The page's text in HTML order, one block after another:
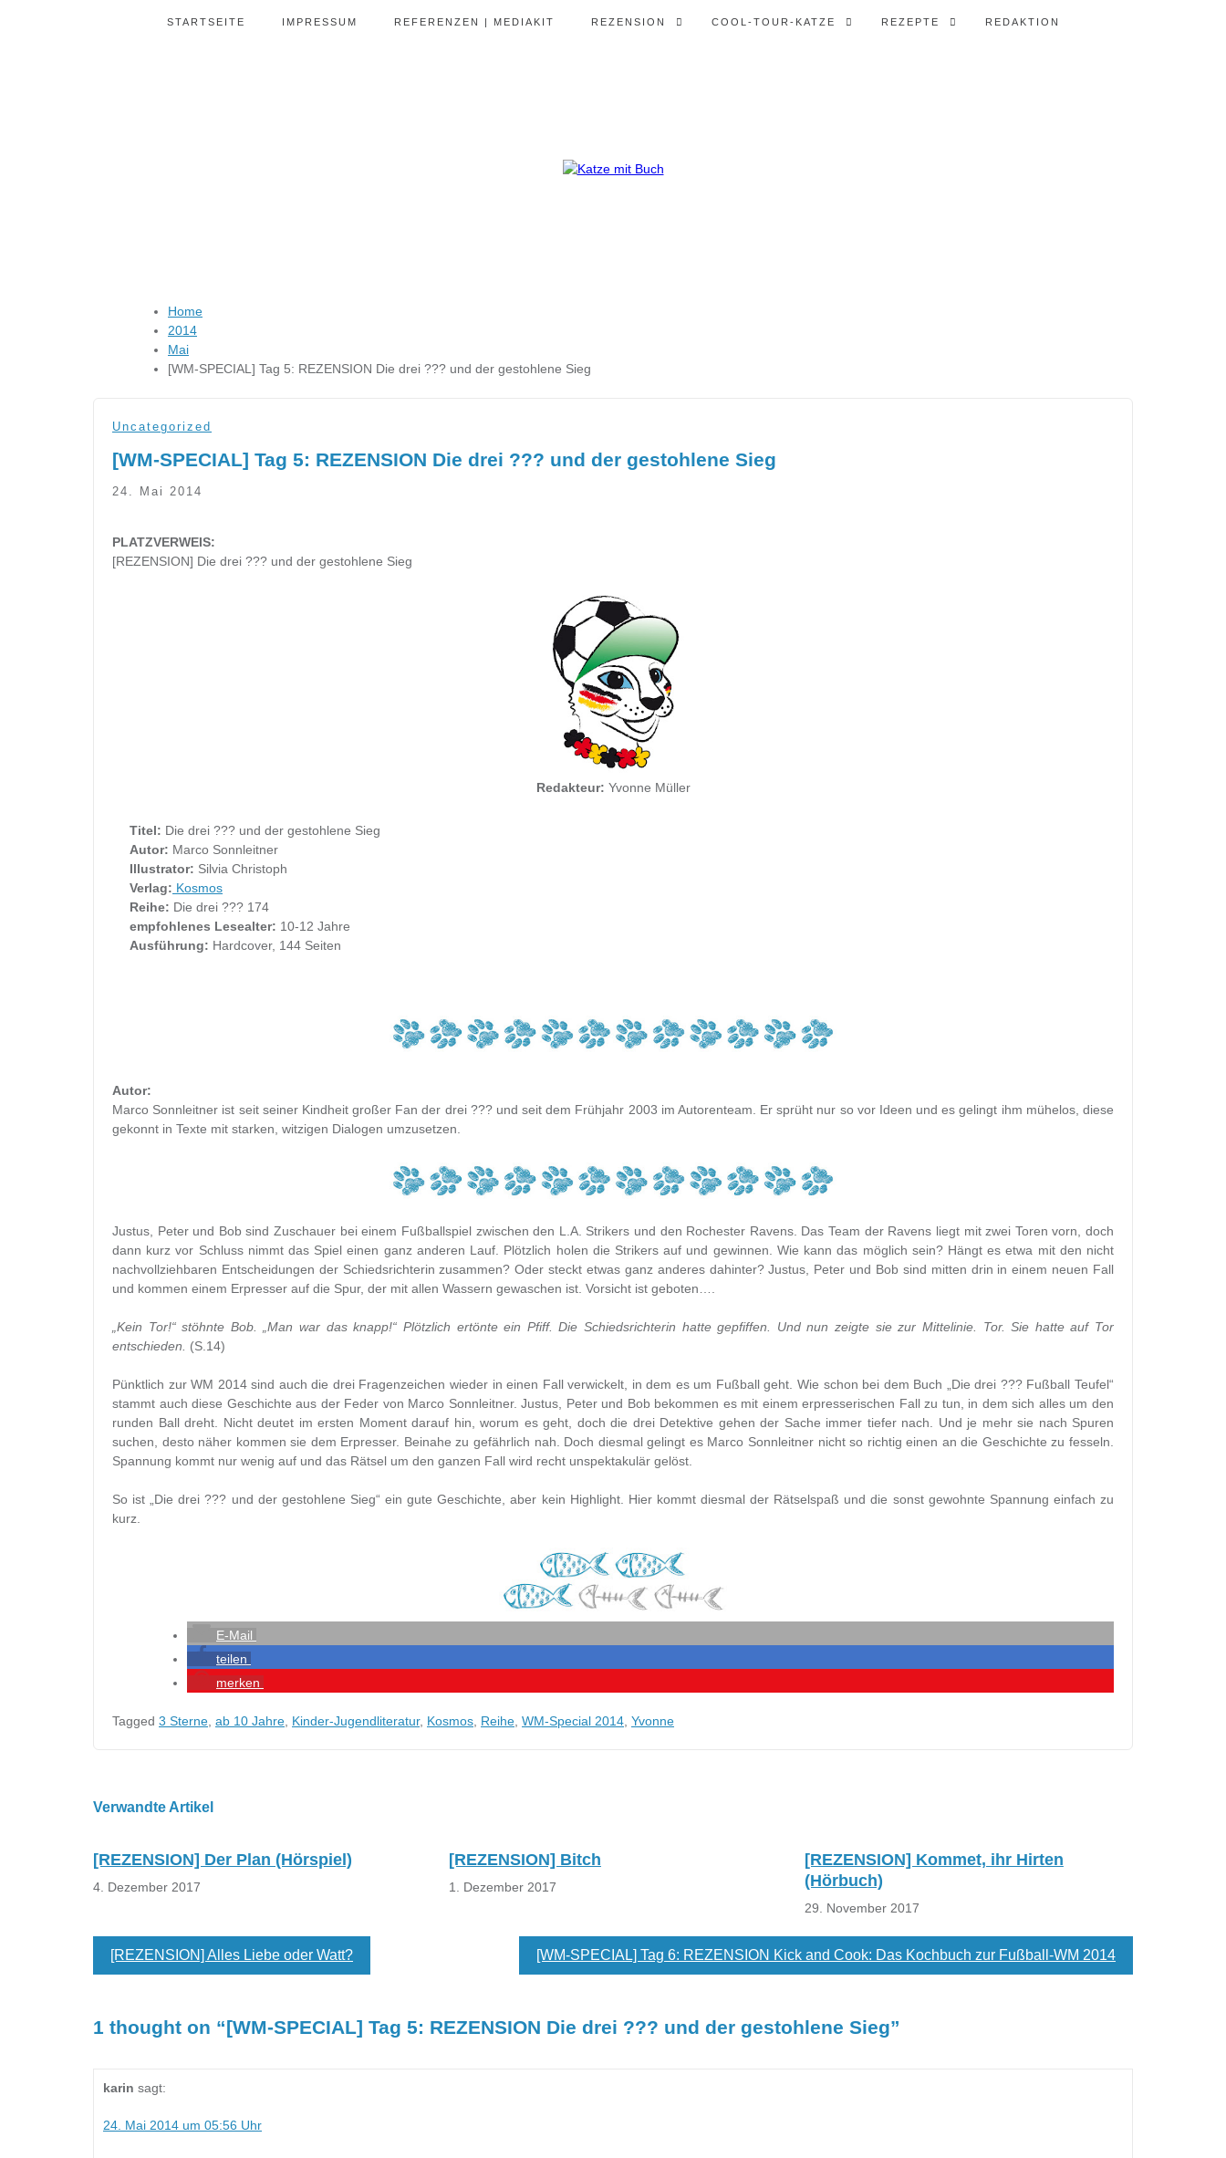
STARTSEITE IMPRESSUM REFERENZEN | MEDIAKIT REZENSION COOL-TOUR-KATZE REZEPTE REDAKTION
Home
2014
Mai
[WM-SPECIAL] Tag 5: REZENSION Die drei ??? und der gestohlene Sieg
Uncategorized
[WM-SPECIAL] Tag 5: REZENSION Die drei ??? und der gestohlene Sieg
24. Mai 2014
PLATZVERWEIS:
[REZENSION] Die drei ??? und der gestohlene Sieg
Redakteur: Yvonne Müller
Titel: Die drei ??? und der gestohlene Sieg
Autor: Marco Sonnleitner
Illustrator: Silvia Christoph
Verlag: Kosmos
Reihe: Die drei ??? 174
empfohlenes Lesealter: 10-12 Jahre
Ausführung: Hardcover, 144 Seiten
Autor:
Marco Sonnleitner ist seit seiner Kindheit großer Fan der drei ??? und seit dem Frühjahr 2003 im Autorenteam. Er sprüht nur so vor Ideen und es gelingt ihm mühelos, diese
gekonnt in Texte mit starken, witzigen Dialogen umzusetzen.
Justus, Peter und Bob sind Zuschauer bei einem Fußballspiel zwischen den L.A. Strikers und den Rochester Ravens. Das Team der Ravens liegt mit zwei Toren vorn, doch
dann kurz vor Schluss nimmt das Spiel einen ganz anderen Lauf. Plötzlich holen die Strikers auf und gewinnen. Wie kann das möglich sein? Hängt es etwa mit den nicht
nachvollziehbaren Entscheidungen der Schiedsrichterin zusammen? Oder steckt etwas ganz anderes dahinter? Justus, Peter und Bob sind mitten drin in einem neuen Fall
und kommen einem Erpresser auf die Spur, der mit allen Wassern gewaschen ist. Vorsicht ist geboten….
„Kein Tor!“ stöhnte Bob. „Man war das knapp!“ Plötzlich ertönte ein Pfiff. Die Schiedsrichterin hatte gepfiffen. Und nun zeigte sie zur Mittelinie. Tor. Sie hatte auf Tor
entschieden.
(S.14)
Pünktlich zur WM 2014 sind auch die drei Fragenzeichen wieder in einen Fall verwickelt, in dem es um Fußball geht. Wie schon bei dem Buch „Die drei ??? Fußball Teufel“
stammt auch diese Geschichte aus der Feder von Marco Sonnleitner. Justus, Peter und Bob bekommen es mit einem erpresserischen Fall zu tun, in dem sich alles um den
runden Ball dreht. Nicht deutet im ersten Moment darauf hin, worum es geht, doch die drei Detektive gehen der Sache immer tiefer nach. Und je mehr sie nach Spuren
suchen, desto näher kommen sie dem Erpresser. Beinahe zu gefährlich nah. Doch diesmal gelingt es Marco Sonnleitner nicht so richtig einen an die Geschichte zu fesseln.
Spannung kommt nur wenig auf und das Rätsel um den ganzen Fall wird recht unspektakulär gelöst.
So ist „Die drei ??? und der gestohlene Sieg“ ein gute Geschichte, aber kein Highlight. Hier kommt diesmal der Rätselspaß und die sonst gewohnte Spannung einfach zu
kurz.
E-Mail
teilen
merken
Tagged 3 Sterne ab 10 Jahre Kinder-Jugendliteratur, Kosmos Reihe WM-Special 2014 Yvonne
Verwandte Artikel
[REZENSION] Der Plan (Hörspiel)
4. Dezember 2017
[REZENSION] Bitch
1. Dezember 2017
[REZENSION] Kommet, ihr Hirten
(Hörbuch)
29. November 2017
Beitragsnavigation
[REZENSION] Alles Liebe oder Watt? [WM-SPECIAL] Tag 6: REZENSION Kick and Cook: Das Kochbuch zur Fußball-WM 2014
1 thought on “[WM-SPECIAL] Tag 5: REZENSION Die drei ??? und der gestohlene Sieg”
karin sagt:
24. Mai 2014 um 05:56 Uhr